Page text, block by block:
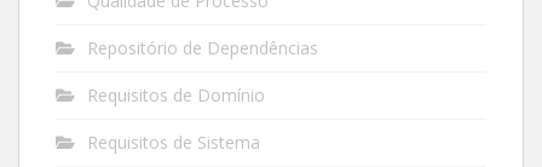
Repositório de Dependências
Requisitos de Domínio
Requisitos de Sistema